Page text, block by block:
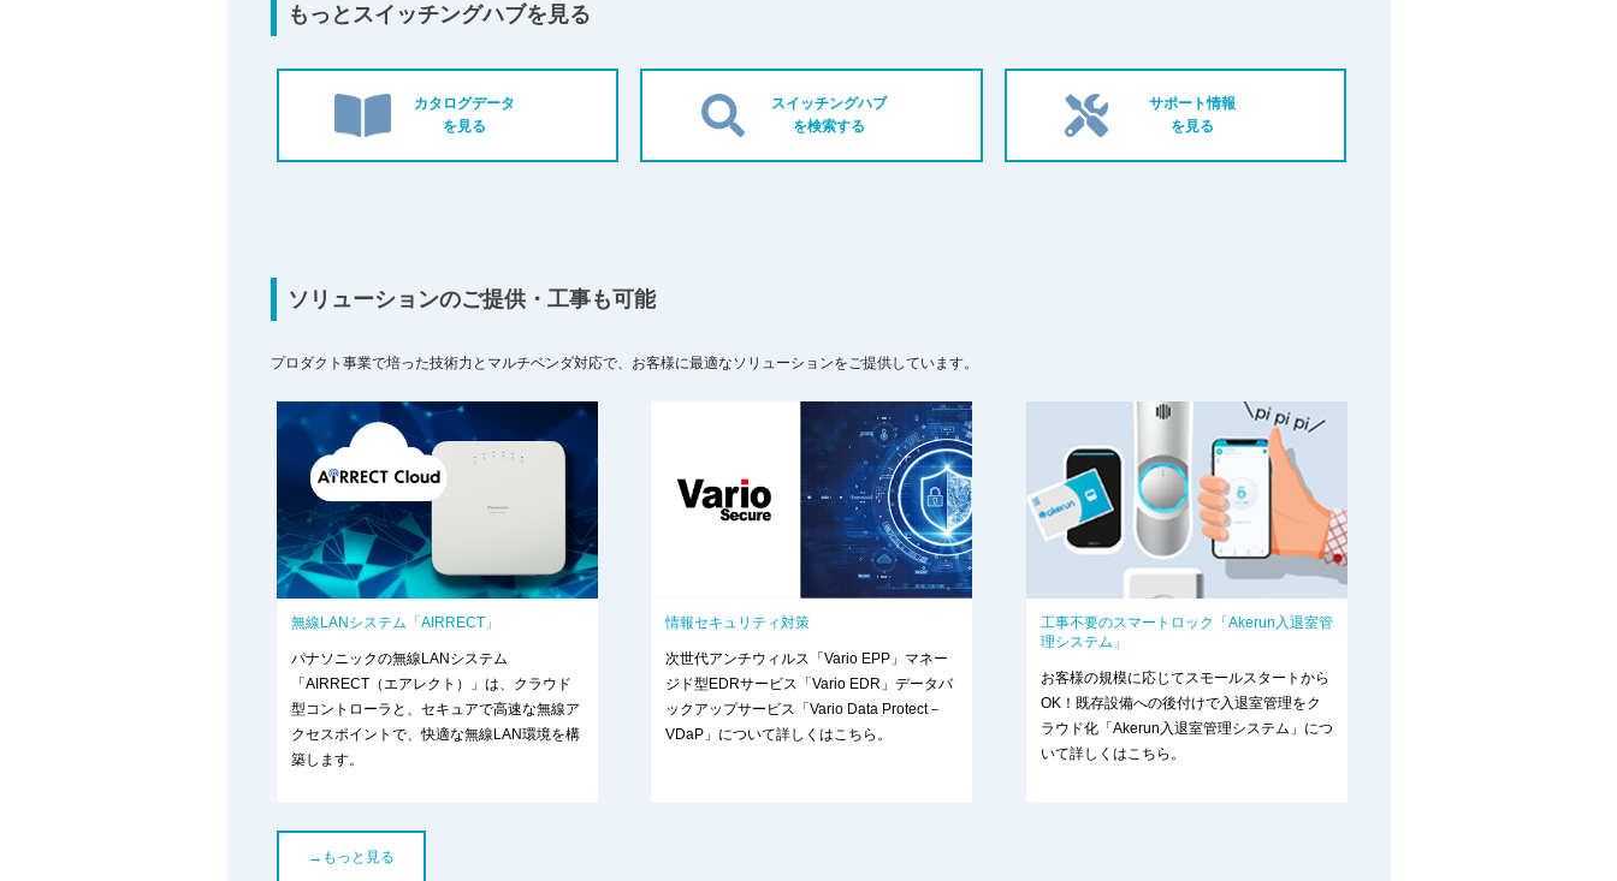
もっとスイッチングハブを見る
カタログデータ
を見る
スイッチングハブ
を検索する
サポート情報
を見る
ソリューションのご提供・工事も可能
プロダクト事業で培った技術力とマルチベンダ対応で、お客様に最適なソリューションをご提供しています。
無線LANシステム「AIRRECT」
パナソニックの無線LANシステム
「AIRRECT（エアレクト）」は、クラウド
型コントローラと、セキュアで高速な無線ア
クセスポイントで、快適な無線LAN環境を構
築します。
情報セキュリティ対策
次世代アンチウィルス「Vario EPP」マネー
ジド型EDRサービス「Vario EDR」データバ
ックアップサービス「Vario Data Protect－
VDaP」について詳しくはこちら。
工事不要のスマートロック「Akerun入退室管
理システム」
お客様の規模に応じてスモールスタートから
OK！既存設備への後付けで入退室管理をク
ラウド化「Akerun入退室管理システム」につ
いて詳しくはこちら。
→もっと見る